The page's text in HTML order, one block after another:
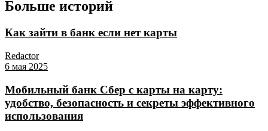
Больше историй
Как зайти в банк если нет карты
Redactor
6 мая 2025
Мобильный банк Сбер с карты на карту:
удобство, безопасность и секреты эффективного
использования